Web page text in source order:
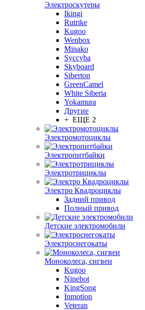
Электроскутеры
Ikingi
Rutrike
Kugoo
Wenbox
Minako
Syccyba
Skyboard
Siberton
GreenCamel
White Siberia
Yokamura
Другие
+ ЕЩЕ 2
Электромотоциклы
Электропитбайки
Электротрициклы
Электро Квадроциклы
Задний привод
Полный привод
Детские электромобили
Электроснегокаты
Моноколеса, сигвеи
Kugoo
Ninebot
KingSong
Inmotion
Veteran